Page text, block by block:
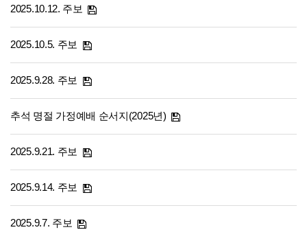
2025.10.12. 주보
2025.10.5. 주보
2025.9.28. 주보
추석 명절 가정예배 순서지(2025년)
2025.9.21. 주보
2025.9.14. 주보
2025.9.7. 주보